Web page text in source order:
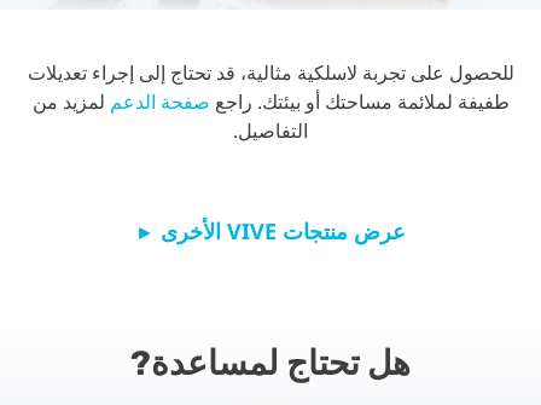
للحصول على تجربة لاسلكية مثالية، قد تحتاج إلى إجراء تعديلات
طفيفة لملائمة مساحتك أو بيئتك. راجع صفحة الدعم لمزيد من
التفاصيل.
عرض منتجات VIVE الأخرى ►
هل تحتاج لمساعدة?